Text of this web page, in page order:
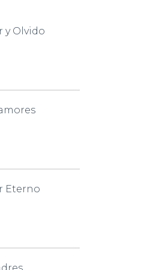
y Olvido
Eterno